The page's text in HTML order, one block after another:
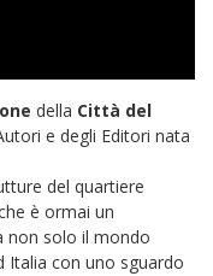
della Città del
e degli Editori nata
del quartiere
è ormai un
non solo il mondo
Italia con uno sguardo